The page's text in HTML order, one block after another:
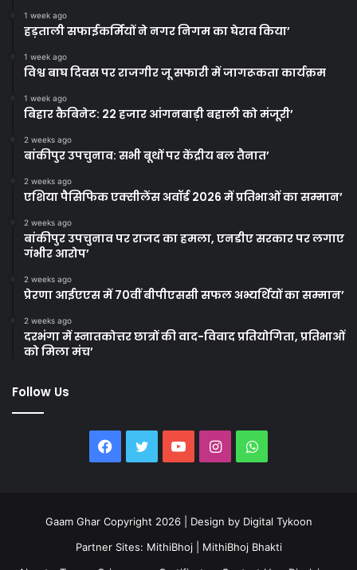
1 week ago
हड़ताली सफाईकर्मियों ने नगर निगम का घेराव किया’
1 week ago
विश्व बाघ दिवस पर राजगीर जू सफारी में जागरूकता कार्यक्रम
1 week ago
बिहार कैबिनेट: 22 हजार आंगनबाड़ी बहाली को मंजूरी’
2 weeks ago
बांकीपुर उपचुनाव: सभी बूथों पर केंद्रीय बल तैनात’
2 weeks ago
एशिया पैसिफिक एक्सीलेंस अवॉर्ड 2026 में प्रतिभाओं का सम्मान’
2 weeks ago
बांकीपुर उपचुनाव पर राजद का हमला, एनडीए सरकार पर लगाए
गंभीर आरोप’
2 weeks ago
प्रेरणा आईएएस में 70वीं बीपीएससी सफल अभ्यर्थियों का सम्मान’
2 weeks ago
दरभंगा में स्नातकोत्तर छात्रों की वाद-विवाद प्रतियोगिता, प्रतिभाओं
को मिला मंच’
Follow Us
Facebook
TwitterYouTubeInstagramWhatsApp
Gaam Ghar Copyright 2026 | Design by Digital Tykoon
Partner Sites: MithiBhoj
MithiBhoj Bhakti